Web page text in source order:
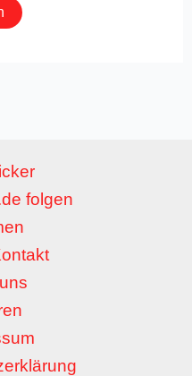
folgen